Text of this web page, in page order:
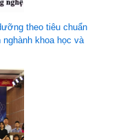
theo tiêu chuẩn
khoa học và